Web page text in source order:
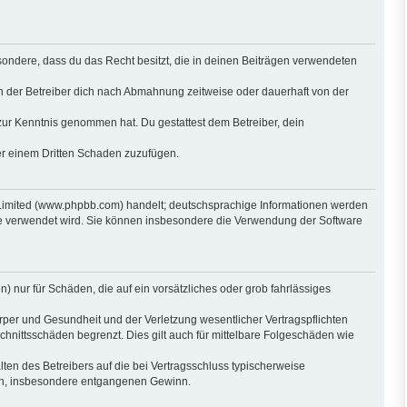
dass du das Recht besitzt, die in deinen Beiträgen verwendeten
Betreiber dich nach Abmahnung zeitweise oder dauerhaft von der
Kenntnis genommen hat. Du gestattest dem Betreiber, dein
Dritten Schaden zuzufügen.
(www.phpbb.com) handelt; deutschsprachige Informationen werden
wird. Sie können insbesondere die Verwendung der Software
nur für Schäden, die auf ein vorsätzliches oder grob fahrlässiges
und Gesundheit und der Verletzung wesentlicher Vertragspflichten
begrenzt. Dies gilt auch für mittelbare Folgeschäden wie
des Betreibers auf die bei Vertragsschluss typischerweise
insbesondere entgangenen Gewinn.